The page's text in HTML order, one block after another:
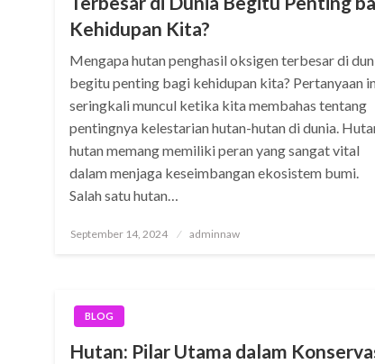
Kehidupan Kita?
Mengapa hutan penghasil oksigen terbesar di
begitu penting bagi kehidupan kita? Pertanyaan
seringkali muncul ketika kita membahas tentang
pentingnya kelestarian hutan-hutan di dunia.
hutan memang memiliki peran yang sangat vital
dalam menjaga keseimbangan ekosistem bumi.
Salah satu hutan…
Posted
September 14, 2024 adminnaw
BLOG
Hutan: Pilar Utama dalam